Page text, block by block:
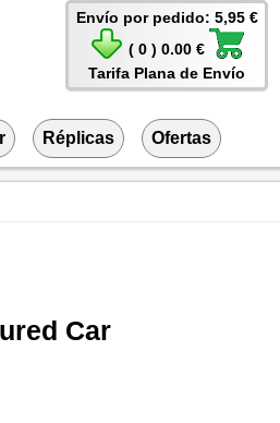
Envío por pedido: 5,95 €
( 0 ) 0.00 €
Tarifa Plana de Envío
Réplicas Ofertas
Car